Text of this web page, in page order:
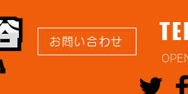
お問い合わせ